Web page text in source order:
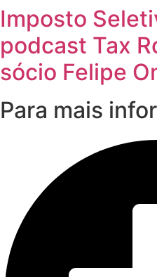
Imposto
podcast Tax
sócio Felipe
Para mais